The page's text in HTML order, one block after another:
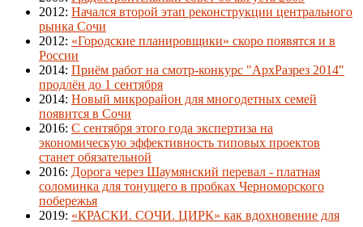
2012: Начался второй этап реконструкции центрального
рынка Сочи
2012: «Городские планировщики» скоро появятся и в
России
2014: Приём работ на смотр-конкурс "АрхРазрез 2014"
продлён до 1 сентября
2014: Новый микрорайон для многодетных семей
появится в Сочи
2016: С сентября этого года экспертиза на
экономическую эффективность типовых проектов
станет обязательной
2016: Дорога через Шаумянский перевал - платная
соломинка для тонущего в пробках Черноморского
побережья
2019: «КРАСКИ. СОЧИ. ЦИРК» как вдохновение для